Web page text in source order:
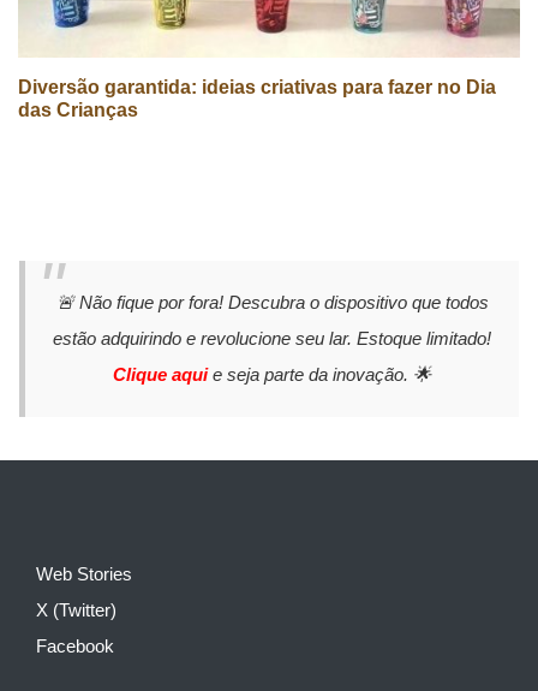
Diversão garantida: ideias criativas para fazer no Dia
das Crianças
🚨 Não fique por fora! Descubra o dispositivo que todos
estão adquirindo e revolucione seu lar. Estoque limitado!
Clique aquie seja parte da inovação. 🌟
Web Stories
X (Twitter)
Facebook